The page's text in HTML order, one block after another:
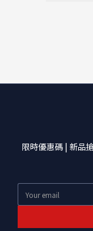
限時優惠碼 | 新品